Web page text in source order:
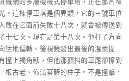
。這棟停車塔是個異類，它的三號車位
敢在它面前失敗十八次，就會被傳送到
十七次。現在是第十八次。他打了方向
猛地偏轉。後視鏡發出最後的溫柔提
撞上獨角獸，但他那顫抖的車尾卻擦到
根古老、佈滿苔蘚的柱子。不是撞擊，